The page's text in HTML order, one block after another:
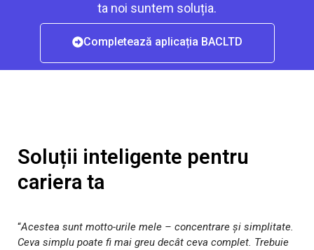
ta noi suntem soluția.
Completează aplicația BACLTD
Soluții inteligente pentru
cariera ta
“Acestea sunt motto-urile mele – concentrare și simplitate.
Ceva simplu poate fi mai greu decât ceva complet. Trebuie